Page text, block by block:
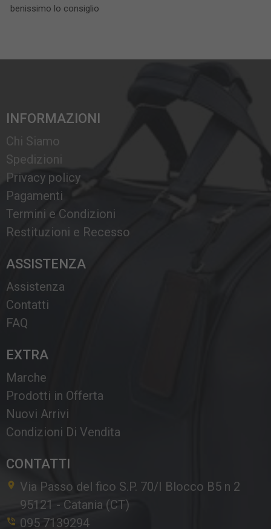
benissimo lo consiglio
INFORMAZIONI
Chi Siamo
Spedizioni
Privacy policy
Pagamenti
Termini e Condizioni
Restituzioni e Recesso
ASSISTENZA
Assistenza
Contatti
FAQ
EXTRA
Marche
Prodotti in Offerta
Nuovi Arrivi
Condizioni Di Vendita
CONTATTI
Via Passo del fico S.P. 70/I Blocco B5 n 2
95121 - Catania (CT)
095 7139294